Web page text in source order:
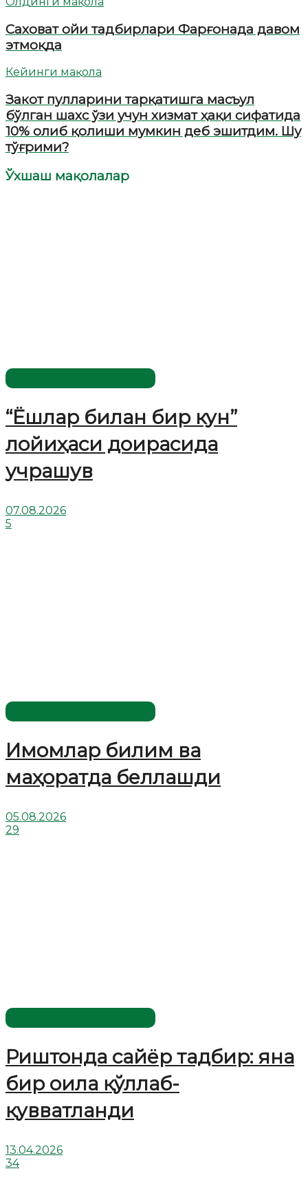
Саховат ойи тадбирлари Фарғонада давом
этмоқда
Кейинги мақола
Закот пулларини тарқатишга масъул
бўлган шахс ўзи учун хизмат ҳақи сифатида
10% олиб қолиши мумкин деб эшитдим. Шу
тўғрими?
Ўхшаш мақолалар
“Ёшлар билан бир кун”
лойиҳаси доирасида
учрашув
07.08.2026
5
Имомлар билим ва
маҳоратда беллашди
05.08.2026
29
Риштонда сайёр тадбир: яна
бир оила қўллаб-
қувватланди
13.04.2026
34